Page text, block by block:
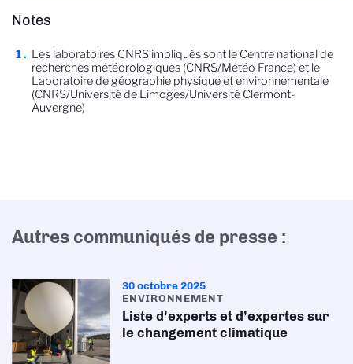
Notes
Les laboratoires CNRS impliqués sont le Centre national de
recherches météorologiques (CNRS/Météo France) et le
Laboratoire de géographie physique et environnementale
(CNRS/Université de Limoges/Université Clermont-
Auvergne)
Autres communiqués de presse :
30 octobre 2025
ENVIRONNEMENT
Liste d’experts et d’expertes sur
le changement climatique